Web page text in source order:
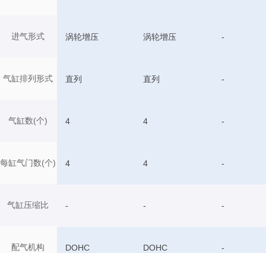
进气形式
气缸排列形式
气缸数(个)
每缸气门数(个)
气缸压缩比
配气机构
涡轮增压 涡轮增压 -
直列 直列 -
4 4 -
4 4 -
- - -
DOHC DOHC -